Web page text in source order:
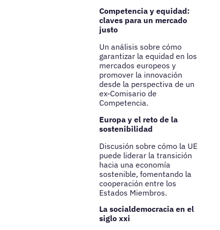
Competencia y equidad:
claves para un mercado
justo
Un análisis sobre cómo
garantizar la equidad en los
mercados europeos y
promover la innovación
desde la perspectiva de un
ex-Comisario de
Competencia.
Europa y el reto de la
sostenibilidad
Discusión sobre cómo la UE
puede liderar la transición
hacia una economía
sostenible, fomentando la
cooperación entre los
Estados Miembros.
La socialdemocracia en el
siglo xxi